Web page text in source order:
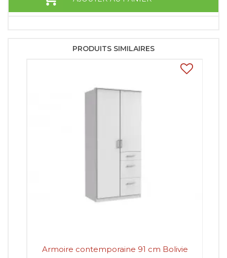
PRODUITS SIMILAIRES
Armoire contemporaine 91 cm Bolivie